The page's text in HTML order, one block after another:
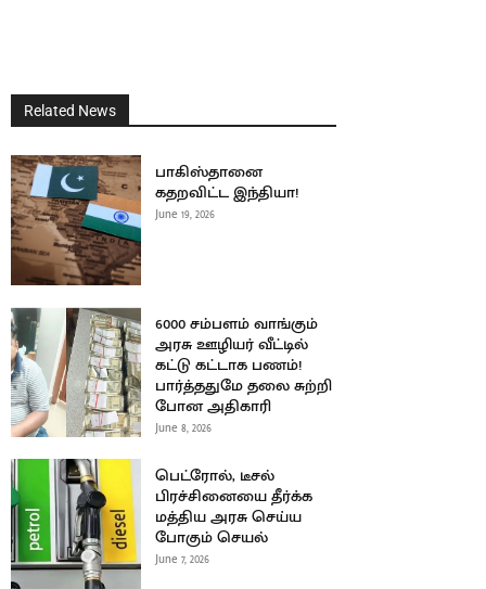
Related News
பாகிஸ்தானை
கதறவிட்ட இந்தியா!
June 19, 2026
6000 சம்பளம் வாங்கும்
அரசு ஊழியர் வீட்டில்
கட்டு கட்டாக பணம்!
பார்த்ததுமே தலை சுற்றி
போன அதிகாரி
June 8, 2026
பெட்ரோல், டீசல்
பிரச்சினையை தீர்க்க
மத்திய அரசு செய்ய
போகும் செயல்
June 7, 2026